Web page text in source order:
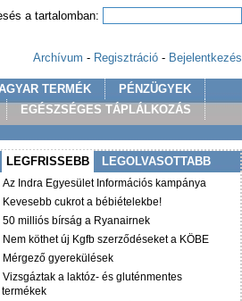
a tartalomban:
Archívum - Regisztráció - Bejelentkezés
TERMÉK
PÉNZÜGYEK
EGÉSZSÉGES TÁPLÁLKOZÁS
LEGFRISSEBB LEGOLVASOTTABB
Az Indra Egyesület Információs kampánya
Kevesebb cukrot a bébiételekbe!
50 milliós bírság a Ryanairnek
Nem köthet új Kgfb szerződéseket a KÖBE
Mérgező gyerekülések
Vizsgáztak a laktóz- és gluténmentes
termékek